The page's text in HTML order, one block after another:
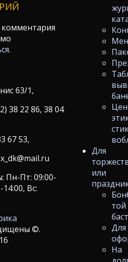
Для
или
той
Для
На
.
63/1,
38 22 86, 38 04
67 53,
Пн-Пт: 09:00-
14:00, Вс:
©.